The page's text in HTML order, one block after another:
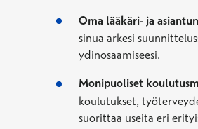
Oma lääkäri- ja
sinua arkesi
ydinosaamiseesi.
Monipuoliset
koulutukset,
suorittaa useita eri